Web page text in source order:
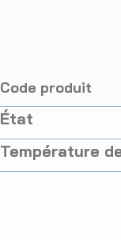
Code produit
État
Température